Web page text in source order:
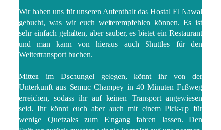
Wir haben uns für unseren Aufenthalt das Hostal El Nawal
gebucht, was wir euch weiterempfehlen können. Es ist
sehr einfach gehalten, aber sauber, es bietet ein Restaurant
und man kann von hieraus auch Shuttles für den
Weitertransport buchen.
Mitten im Dschungel gelegen, könnt ihr von der
Unterkunft aus Semuc Champey in 40 Minuten Fußweg
erreichen, sodass ihr auf keinen Transport angewiesen
seid. Ihr könnt euch aber auch mit einem Pick-up für
wenige Quetzales zum Eingang fahren lassen. Den